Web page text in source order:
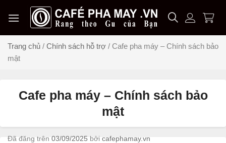
đến
dungTrang chủ / Chính sách hỗ trợ / Cafe pha máy – Chính sách bảo
mật
Cafe pha máy – Chính sách bảo
mật
Đã đăng trên 03/09/2025 bởi cafephamay.vn